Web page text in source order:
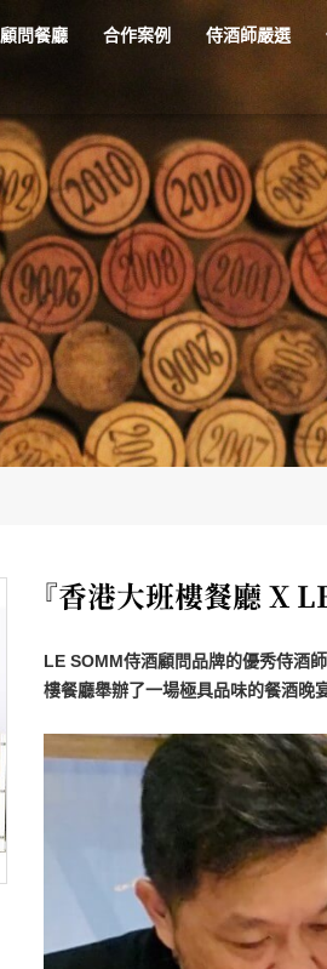
顧問餐廳 合作案例 侍酒師嚴選
『香港大班樓餐廳 X
LE SOMM侍酒顧問品牌的優秀侍酒
樓餐廳舉辦了一場極具品味的餐酒晚